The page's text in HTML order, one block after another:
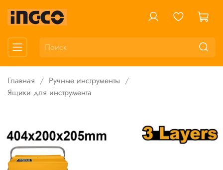
Главная
Ручные инструменты
Ящики для инструмента